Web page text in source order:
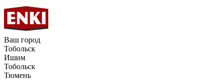
Ваш город
Тобольск
Ишим
Тобольск
Тюмень